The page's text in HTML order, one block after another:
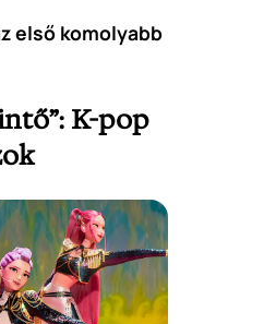
első komolyabb
K-pop